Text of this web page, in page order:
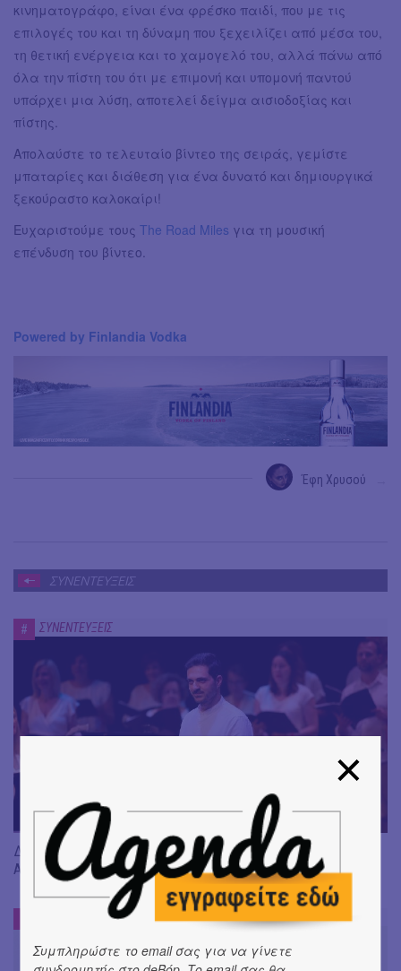
κινηματογράφο, είναι ένα φρέσκο παιδί, που με τις
επιλογές του και τη δύναμη που ξεχειλίζει από μέσα του,
τη θετική ενέργεια και το χαμογελό του, αλλά πάνω από
όλα την πίστη του ότι με επιμονή και υπομονή παντού
υπάρχει μια λύση, αποτελεί δείγμα αισιοδοξίας και
πίστης.
Απολαύστε το τελευταίο βίντεο της σειράς, γεμίστε
μπαταρίες και διάθεση για ένα δυνατό και δημιουργικά
ξεκούραστο καλοκαίρι!
Ευχαριστούμε τους The Road Miles για τη μουσική
επένδυση του βίντεο.
Powered by Finlandia Vodka
Έφη Χρυσού
ΣΥΝΕΝΤΕΥΞΕΙΣ
# ΣΥΝΕΝΤΕΥΞΕΙΣ
Διεθνές Φεστιβάλ Μουσικής Μολύβου «Ευδαιμονία»: Η
Animato και η δύναμη της συλλογικής φωνής
ΣΥΝΕΝΤΕΥΞΕΙΣ
Συμπληρώστε το email σας για να γίνετε